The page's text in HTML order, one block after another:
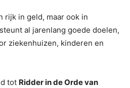
rijk in geld, maar ook in
al jarenlang goede doelen,
ziekenhuizen, kinderen en
tot Ridder in de Orde van